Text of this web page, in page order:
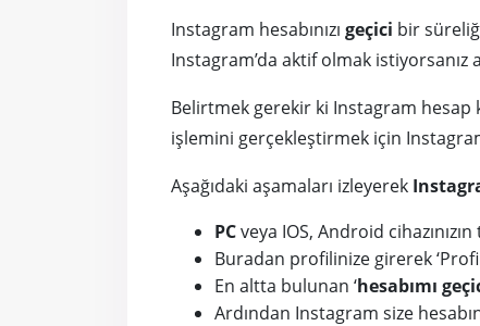
Instagram hesabınızı geçici bir
Instagram’da aktif olmak istiyorsanız
Belirtmek gerekir ki Instagram hesap
işlemini gerçekleştirmek için
Aşağıdaki aşamaları izleyerek
PCveya IOS, Android cihazınızın
Buradan profilinize girerek
En altta bulunan ‘hesabımı
Ardından Instagram size